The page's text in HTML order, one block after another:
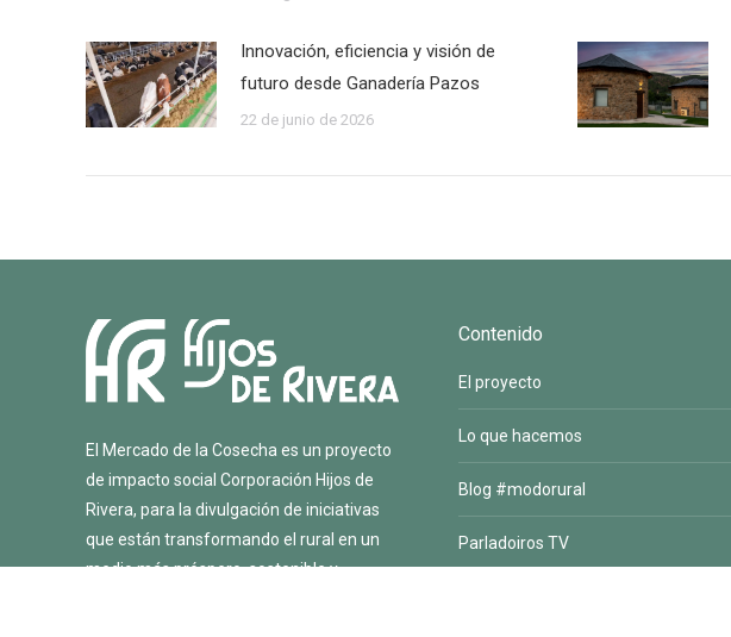
Innovación, eficiencia y visión de
futuro desde Ganadería Pazos
22 de junio de 2026
El Mercado de la Cosecha es un proyecto
de impacto social Corporación Hijos de
Rivera, para la divulgación de iniciativas
que están transformando el rural en un
medio más próspero, sostenible y
Contenido
El proyecto
Lo que hacemos
Blog #modorural
Parladoiros TV